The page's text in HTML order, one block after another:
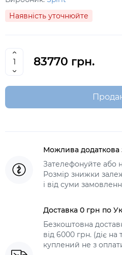
Наявність уточнюйте
83770 грн.
Можлива
Зателефонуйте або
Розмір знижки
і від суми
Доставка 0 грн по
Безкоштовна
від 6000 грн. (діє на
куплений не з